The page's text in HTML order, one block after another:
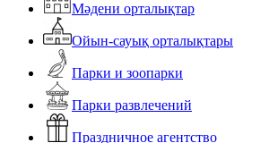
Мәдени орталықтар
Ойын-сауық орталықтары
Парки и зоопарки
Парки развлечений
Праздничное агентство